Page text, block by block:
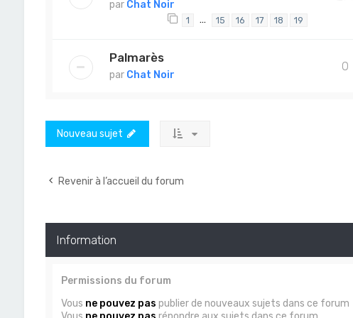
par Chat Noir
1 … 15 16 17 18 19
Palmarès
par Chat Noir
0
Nouveau sujet
Revenir à l’accueil du forum
Information
Permissions du forum
Vous ne pouvez pas publier de nouveaux sujets dans ce forum